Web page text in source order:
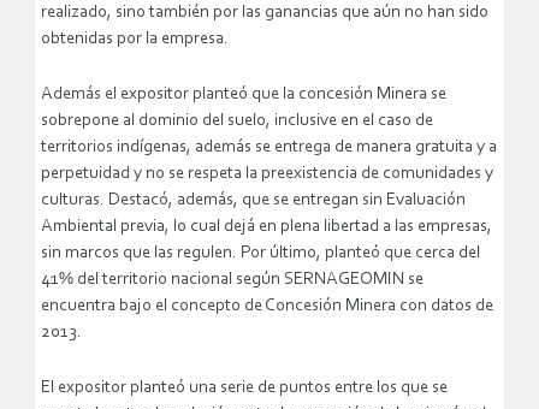
realizado, sino también por las ganancias que aún no han sido
obtenidas por la empresa.
Además el expositor planteó que la concesión Minera se
sobrepone al dominio del suelo, inclusive en el caso de
territorios indígenas, además se entrega de manera gratuita y a
perpetuidad y no se respeta la preexistencia de comunidades y
culturas. Destacó, además, que se entregan sin Evaluación
Ambiental previa, lo cual dejá en plena libertad a las empresas,
sin marcos que las regulen. Por último, planteó que cerca del
41% del territorio nacional según SERNAGEOMIN se
encuentra bajo el concepto de Concesión Minera con datos de
2013.
El expositor planteó una serie de puntos entre los que se